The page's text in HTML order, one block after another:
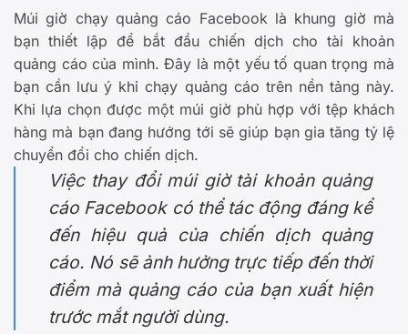
Múi giờ chạy quảng cáo Facebook là khung giờ mà
bạn thiết lập để bắt đầu chiến dịch cho tài khoản
quảng cáo của mình. Đây là một yếu tố quan trọng mà
bạn cần lưu ý khi chạy quảng cáo trên nền tảng này.
Khi lựa chọn được một múi giờ phù hợp với tệp khách
hàng mà bạn đang hướng tới sẽ giúp bạn gia tăng tỷ lệ
chuyển đổi cho chiến dịch.
Việc thay đổi múi giờ tài khoản quảng
cáo Facebook có thể tác động đáng kể
đến hiệu quả của chiến dịch quảng
cáo. Nó sẽ ảnh hưởng trực tiếp đến thời
điểm mà quảng cáo của bạn xuất hiện
trước mắt người dùng.